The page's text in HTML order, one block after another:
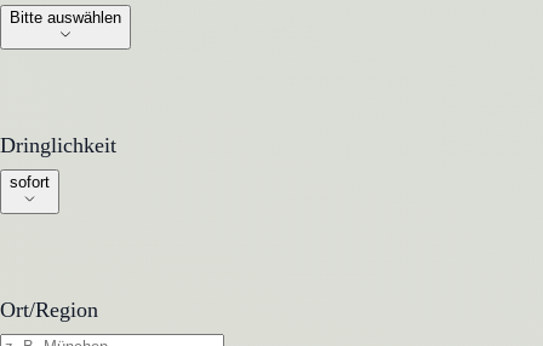
Bitte auswählen
Dringlichkeit
Dringlichkeit
sofort
Ort/Region